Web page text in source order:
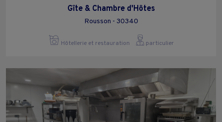
Gîte & Chambre d'Hôtes
Rousson - 30340
Hôtellerie et restauration particulier